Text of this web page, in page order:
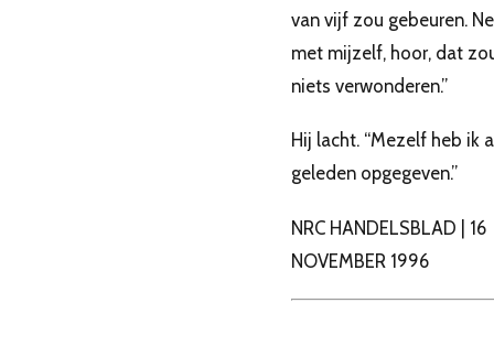
van vijf zou gebeuren.
met mijzelf, hoor, dat
niets verwonderen.”
Hij lacht. “Mezelf heb ik
geleden opgegeven.”
NRC HANDELSBLAD | 16
NOVEMBER 1996